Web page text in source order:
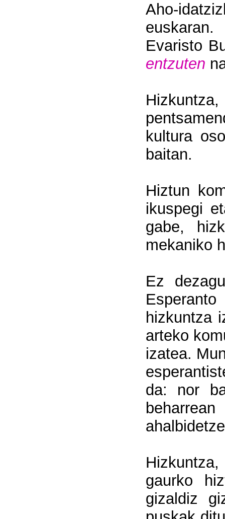
Aho-
Evaristo
entzuten
kultura
baitan.
Hiztun
ikuspegi
gabe,
mekaniko
Ez
hizkuntza
arteko
izatea.
da: nor
gaurko
gizaldiz